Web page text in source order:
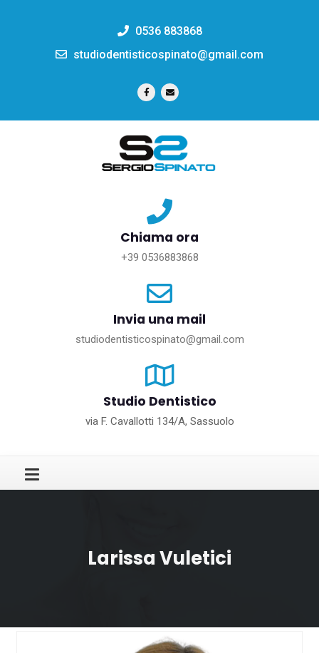
0536 883868
studiodentisticospinato@gmail.com
Chiama ora
+39 0536883868
Invia una mail
studiodentisticospinato@gmail.com
Studio Dentistico
via F. Cavallotti 134/A, Sassuolo
Larissa Vuletici